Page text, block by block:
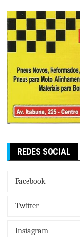
REDES SOCIAL
Facebook
Twitter
Instagram